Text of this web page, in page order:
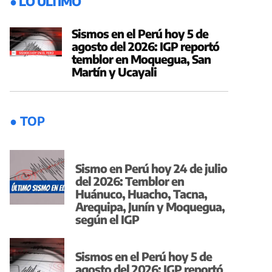
Sismos en el Perú hoy 5 de
agosto del 2026: IGP reportó
temblor en Moquegua, San
Martín y Ucayali
● TOP
Sismo en Perú hoy 24 de julio
del 2026: Temblor en
Huánuco, Huacho, Tacna,
Arequipa, Junín y Moquegua,
según el IGP
Sismos en el Perú hoy 5 de
agosto del 2026: IGP reportó